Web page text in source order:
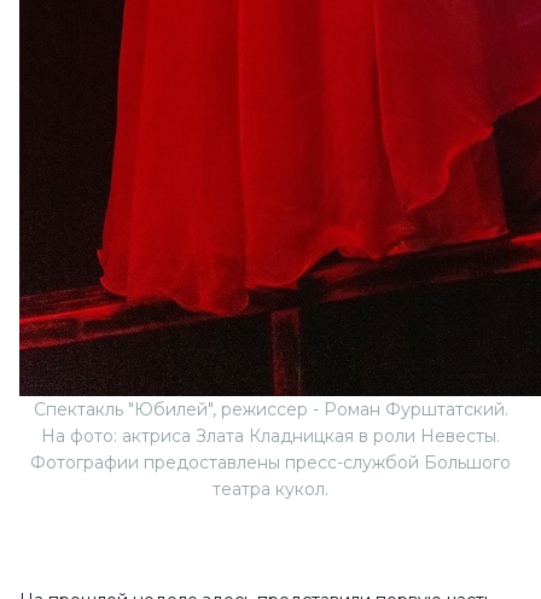
Спектакль "Юбилей", режиссер - Роман Фурштатский.
На фото: актриса Злата Кладницкая в роли Невесты.
Фотографии предоставлены пресс-службой Большого
театра кукол.